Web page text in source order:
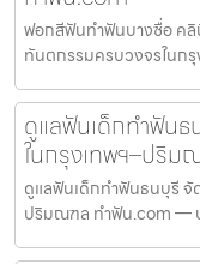
ฟอกสีฟันทำฟันบางซื่อ ค
ทันตกรรมครบวงจรในก
ดูแลฟันเด็กทำฟัน
ในกรุงเทพฯ–ปริ
ดูแลฟันเด็กทำฟันธนบุรี จั
ปริมณฑล ทำฟัน.com —